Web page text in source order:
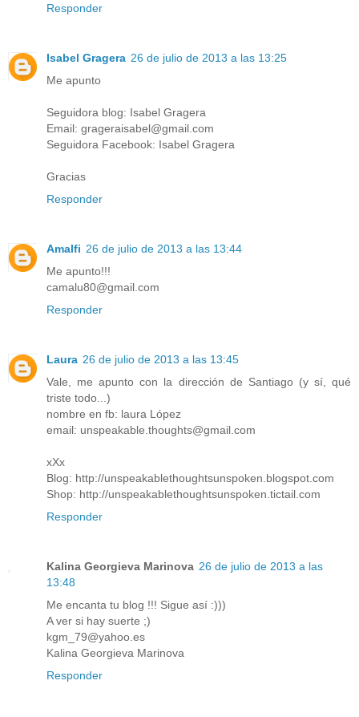
Responder
Isabel Gragera 26 de julio de 2013 a las 13:25
Me apunto
Seguidora blog: Isabel Gragera
Email: grageraisabel@gmail.com
Seguidora Facebook: Isabel Gragera
Gracias
Responder
Amalfi 26 de julio de 2013 a las 13:44
Me apunto!!!
camalu80@gmail.com
Responder
Laura 26 de julio de 2013 a las 13:45
Vale, me apunto con la dirección de Santiago (y sí, qué
triste todo...)
nombre en fb: laura López
email: unspeakable.thoughts@gmail.com
xXx
Blog: http://unspeakablethoughtsunspoken.blogspot.com
Shop: http://unspeakablethoughtsunspoken.tictail.com
Responder
Kalina Georgieva Marinova 26 de julio de 2013 a las
13:48
Me encanta tu blog !!! Sigue así :)))
A ver si hay suerte ;)
kgm_79@yahoo.es
Kalina Georgieva Marinova
Responder